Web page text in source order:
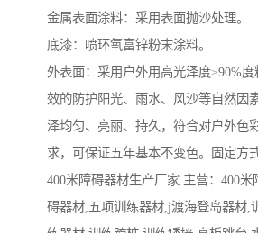
金属表面涂料：采用表面抛沙处理。
底漆：喷环氧富锌粉末涂料。
外表面：采用户外用高光泽度≥90%
效的防护阳光、雨水、风沙等自然因
泽均匀、亮丽、持久，符合对户外色
求，可保证五年基本不变色。固定方
400米障碍器材生产厂家 主营：400米
碍器材,五项训练器材,j渡海登岛器材,